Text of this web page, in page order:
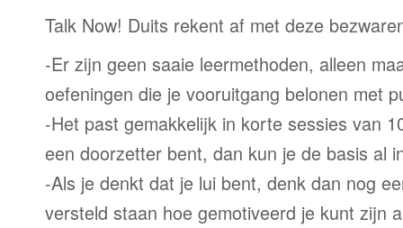
Talk Now! Duits rekent af met deze
-Er zijn geen saaie leermethoden, alleen
oefeningen die je vooruitgang belonen met
-Het past gemakkelijk in korte sessies van
een doorzetter bent, dan kun je de basis al
-Als je denkt dat je lui bent, denk dan nog
versteld staan hoe gemotiveerd je kunt zijn